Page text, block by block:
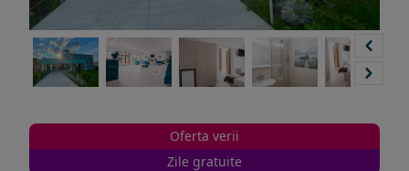
Oferta verii
Zile gratuite